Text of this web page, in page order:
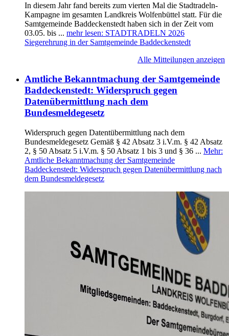
In diesem Jahr fand bereits zum vierten Mal die Stadtradeln-
Kampagne im gesamten Landkreis Wolfenbüttel statt. Für die
Samtgemeinde Baddeckenstedt haben sich in der Zeit vom
03.05. bis ... mehr lesen: STADTRADELN 2026
Siegerehrung in der Samtgemeinde Baddeckenstedt
Alle Mitteilungen anzeigen
Amtliche Bekanntmachung der Samtgemeinde
Baddeckenstedt: Widerspruch gegen
Datenübermittlung nach dem
Bundesmeldegesetz
Widerspruch gegen Datentübermittlung nach dem
Bundesmeldegesetz Gemäß § 42 Absatz 3 i.V.m. § 42 Absatz
2, § 50 Absatz 5 i.V.m. § 50 Absatz 1 bis 3 und § 36 ... Mehr:
Amtliche Bekanntmachung der Samtgemeinde
Baddeckenstedt: Widerspruch gegen Datenübermittlung nach
dem Bundesmeldegesetz